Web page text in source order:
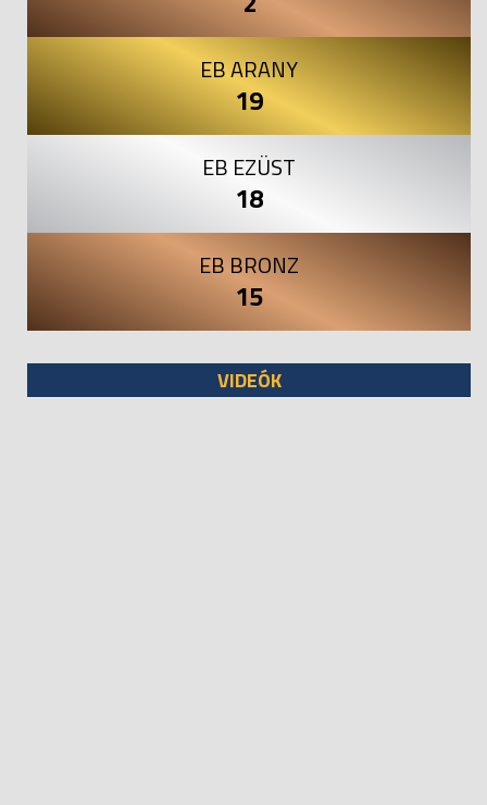
EB ARANY
19
EB EZÜST
18
EB BRONZ
15
VIDEÓK